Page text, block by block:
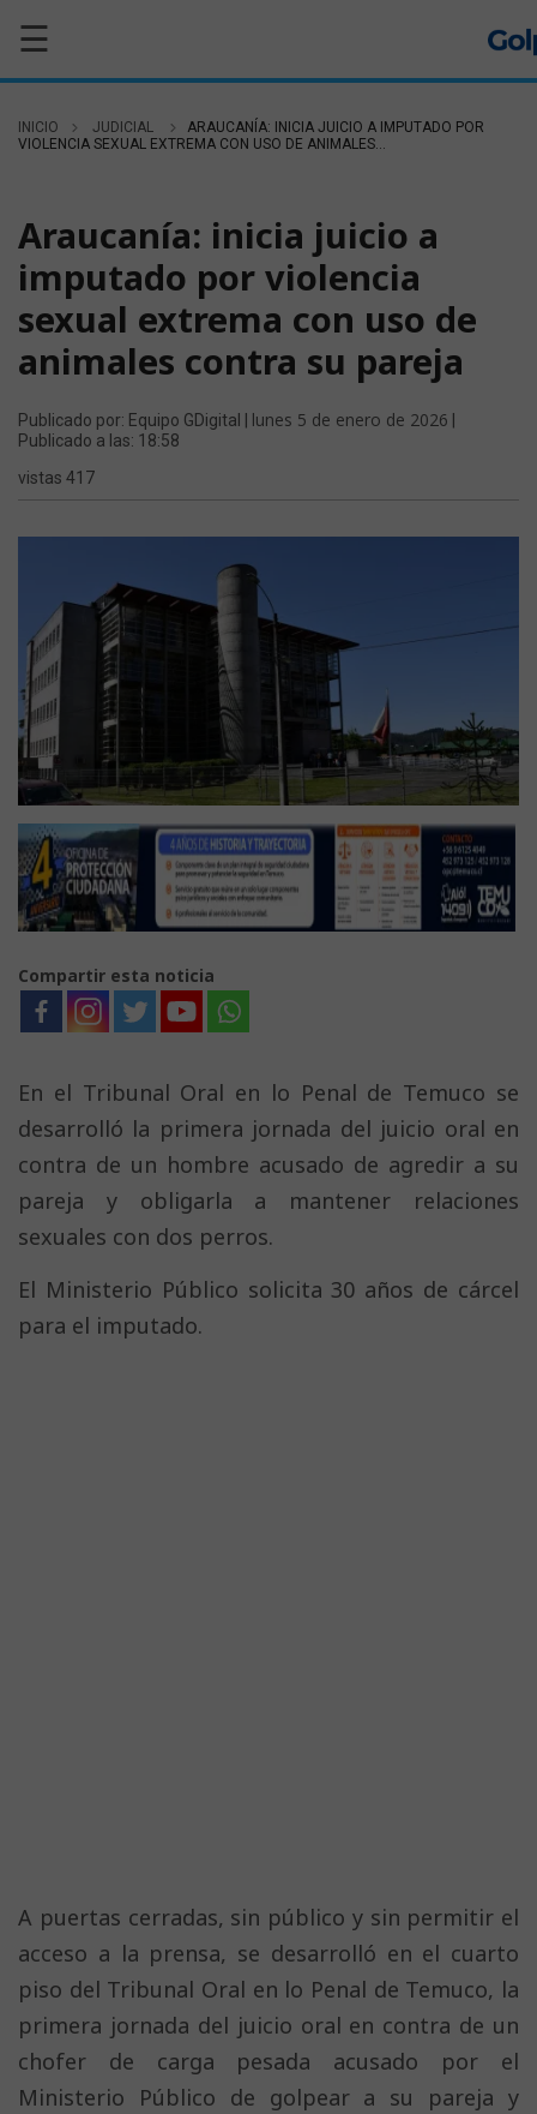
☰
INICIO JUDICIAL
ARAUCANÍA: INICIA JUICIO A IMPUTADO POR
VIOLENCIA SEXUAL EXTREMA CON USO DE ANIMALES...
Araucanía: inicia juicio a
imputado por violencia
sexual extrema con uso de
animales contra su pareja
Publicado por: Equipo GDigital | lunes 5 de enero de 2026
Publicado a las: 18:58
vistas 417
Compartir esta noticia
En el Tribunal Oral en lo Penal de Temuco se
desarrolló la primera jornada del juicio oral en
contra de un hombre acusado de agredir a su
pareja y obligarla a mantener relaciones
sexuales con dos perros.
El Ministerio Público solicita 30 años de cárcel
para el imputado.
A puertas cerradas, sin público y sin permitir el
acceso a la prensa, se desarrolló en el cuarto
piso del Tribunal Oral en lo Penal de Temuco, la
primera jornada del juicio oral en contra de un
chofer de carga pesada acusado por el
Ministerio Público de golpear a su pareja y